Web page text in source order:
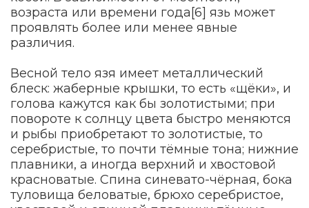
возраста или времени года[6] язь может
проявлять более или менее явные
различия.
Весной тело язя имеет металлический
блеск: жаберные крышки, то есть «щёки», и
голова кажутся как бы золотистыми; при
повороте к солнцу цвета быстро меняются
и рыбы приобретают то золотистые, то
серебристые, то почти тёмные тона; нижние
плавники, а иногда верхний и хвостовой
красноватые. Спина синевато-чёрная, бока
туловища беловатые, брюхо серебристое,